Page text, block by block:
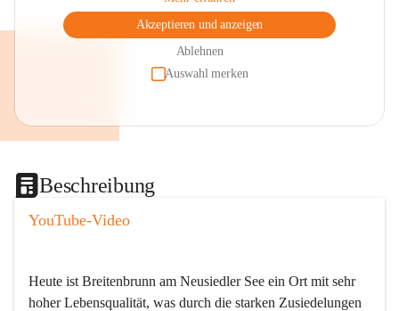
Akzeptieren und anzeigen
Ablehnen
Auswahl merken
Beschreibung
YouTube-Video
Heute ist Breitenbrunn am Neusiedler See ein Ort mit sehr
hoher Lebensqualität, was durch die starken Zusiedelungen